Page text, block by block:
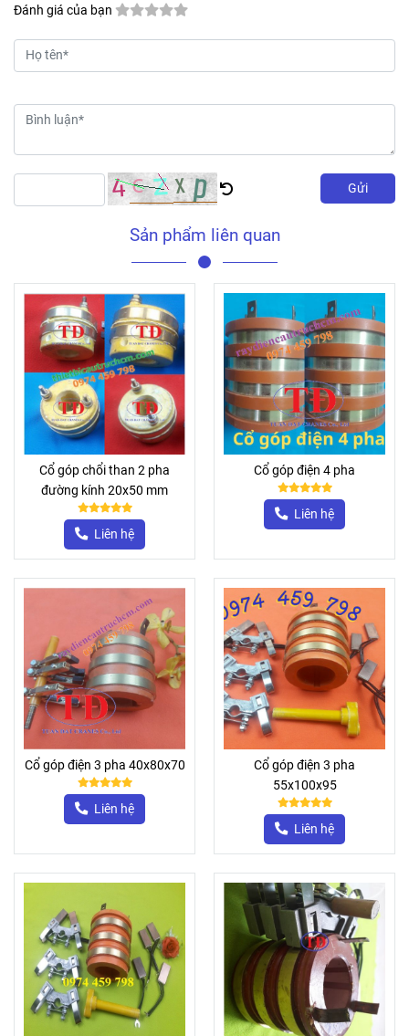
Đánh giá của bạn
Gửi
Sản phẩm liên quan
Cổ góp chổi than 2 pha
đường kính 20x50 mm
Liên hệ
Cổ góp điện 4 pha
Liên hệ
Cổ góp điện 3 pha 40x80x70
Liên hệ
Cổ góp điện 3 pha
55x100x95
Liên hệ